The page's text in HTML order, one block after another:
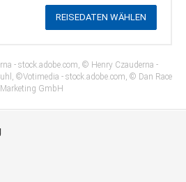
REISEDATEN WÄHLEN
- stock.adobe.com, © Henry Czauderna -
©Votimedia - stock.adobe.com, © Dan Race
GmbH